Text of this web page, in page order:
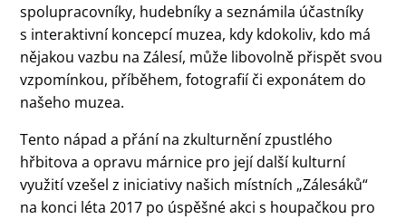
spolupracovníky, hudebníky a seznámila účastníky
s interaktivní koncepcí muzea, kdy kdokoliv, kdo má
nějakou vazbu na Zálesí, může libovolně přispět svou
vzpomínkou, příběhem, fotografií či exponátem do
našeho muzea.
Tento nápad a přání na zkulturnění zpustlého
hřbitova a opravu márnice pro její další kulturní
využití vzešel z iniciativy našich místních „Zálesáků“
na konci léta 2017 po úspěšné akci s houpačkou pro